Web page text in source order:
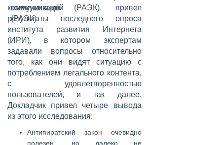
коммуникаций (РАЭК), привел
результаты последнего опроса
института развития Интернета
(ИРИ), в котором экспертам
задавали вопросы относительно
того, как они видят ситуацию с
потреблением легального контента,
с удовлетворенностью
пользователей, и так далее.
Докладчик привел четыре вывода
из этого исследования:
Антипиратский закон очевидно
полезен, но далеко не